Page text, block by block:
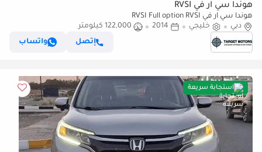
هوندا سي آر في RVSI
هوندا سي آر في RVSI Full option RVSI
دبي
خليجي 2014
122,000 كيلومتر
إتصل
واتساب
استجابة سريعة